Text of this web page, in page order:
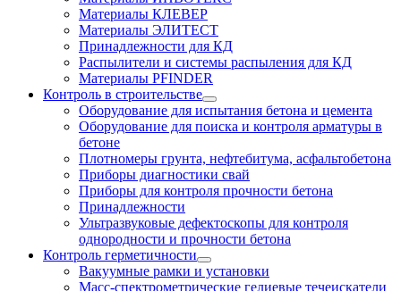
Материалы КЛЕВЕР
Материалы ЭЛИТЕСТ
Принадлежности для КД
Распылители и системы распыления для КД
Материалы PFINDER
Контроль в строительстве
Оборудование для испытания бетона и цемента
Оборудование для поиска и контроля арматуры в
бетоне
Плотномеры грунта, нефтебитума, асфальтобетона
Приборы диагностики свай
Приборы для контроля прочности бетона
Принадлежности
Ультразвуковые дефектоскопы для контроля
однородности и прочности бетона
Контроль герметичности
Вакуумные рамки и установки
Масс-спектрометрические гелиевые течеискатели